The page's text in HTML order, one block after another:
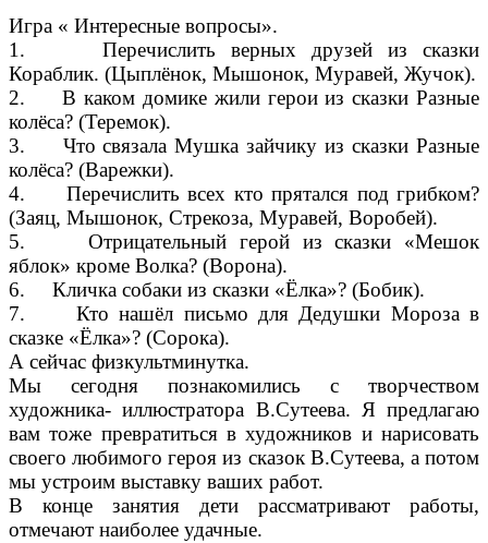
Игра « Интересные вопросы».
1. Перечислить верных друзей из сказки
Кораблик. (Цыплёнок, Мышонок, Муравей, Жучок).
2. В каком домике жили герои из сказки Разные
колёса? (Теремок).
3. Что связала Мушка зайчику из сказки Разные
колёса? (Варежки).
4. Перечислить всех кто прятался под грибком?
(Заяц, Мышонок, Стрекоза, Муравей, Воробей).
5. Отрицательный герой из сказки «Мешок
яблок» кроме Волка? (Ворона).
6. Кличка собаки из сказки «Ёлка»? (Бобик).
7. Кто нашёл письмо для Дедушки Мороза в
сказке «Ёлка»? (Сорока).
А сейчас физкультминутка.
Мы сегодня познакомились с творчеством
художника- иллюстратора В.Сутеева. Я предлагаю
вам тоже превратиться в художников и нарисовать
своего любимого героя из сказок В.Сутеева, а потом
мы устроим выставку ваших работ.
В конце занятия дети рассматривают работы,
отмечают наиболее удачные.